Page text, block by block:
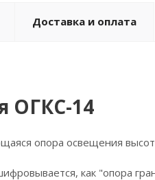
Доставка и оплата
ОГКС-14
опора освещения
как "опора